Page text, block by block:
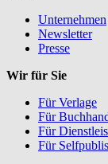
Unternehmen
Newsletter
Presse
Wir für Sie
Für Verlage
Für
Für
Für